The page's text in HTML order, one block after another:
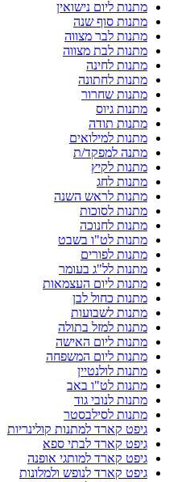
מתנות ליום נישואין
מתנות סוף שנה
מתנות לבר מצווה
מתנות לבת מצווה
מתנות לחינה
מתנות לחתונה
מתנות שחרור
מתנות גיוס
מתנות תודה
מתנות למילואים
מתנה למפקד/ת
מתנות לקיץ
מתנות לחג
מתנות לראש השנה
מתנות לסוכות
מתנות לחנוכה
מתנות לט"ו בשבט
מתנות לפורים
מתנות לל"ג בעומר
מתנות ליום העצמאות
מתנות כחול לבן
מתנות לשבועות
מתנות למזל בתולה
מתנות ליום האישה
מתנות ליום המשפחה
מתנות לולנטיין
מתנות לט"ו באב
מתנות לנובי גוד
מתנות לסילבסטר
גיפט קארד למתנות קולינריות
גיפט קארד לבתי ספא
גיפט קארד למותגי אופנה
גיפט קארד לנופש ולמלונות